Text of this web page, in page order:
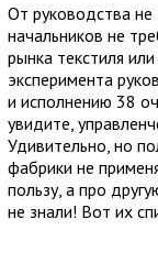
От руководства не
начальников не
рынка текстиля
эксперимента
и исполнению 38
увидите,
Удивительно, но
фабрики не
пользу, а про
не знали! Вот их